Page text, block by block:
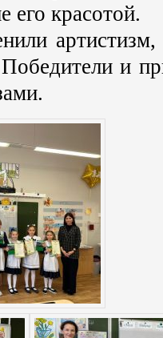
его красотой.
артистизм,
и